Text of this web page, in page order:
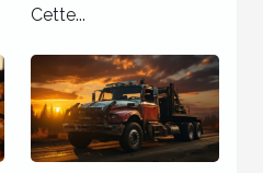
Cette...